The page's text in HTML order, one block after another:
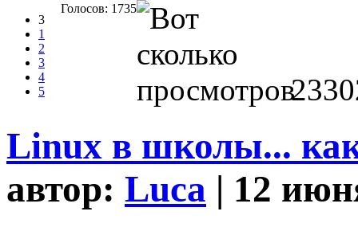
3
1
2
3
4
5
Голосов: 1735
Linux в школы... как
автор: Luca | 12